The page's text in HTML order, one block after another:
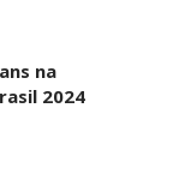
na
2024